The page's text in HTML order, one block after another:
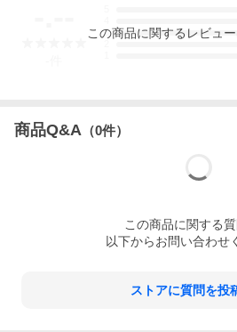
3
この商品に関するレビュ
商品Q&A （0件）
この商品に関する質
以下からお問い合わせ
ストアに質問を投